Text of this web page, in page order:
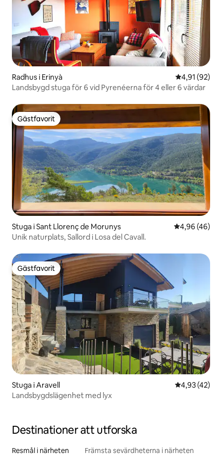
Radhus i Erinyà 4,91 av 5 i
4,91 (92)
Landsbygd stuga för 6 vid Pyrenéerna för 4 eller 6 värdar
Gästfavorit
Gästfavorit
Stuga i Sant Llorenç de Morunys 4,96 av 5 i
4,96 (46)
Unik naturplats, Sallord i Losa del Cavall.
Gästfavorit
Gästfavorit
Stuga i Aravell 4,93 av 5 i
4,93 (42)
Landsbygdslägenhet med lyx
Destinationer att utforska
Resmål i närheten Främsta sevärdheterna i närheten